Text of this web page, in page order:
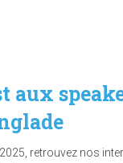
aux
retrouvez nos